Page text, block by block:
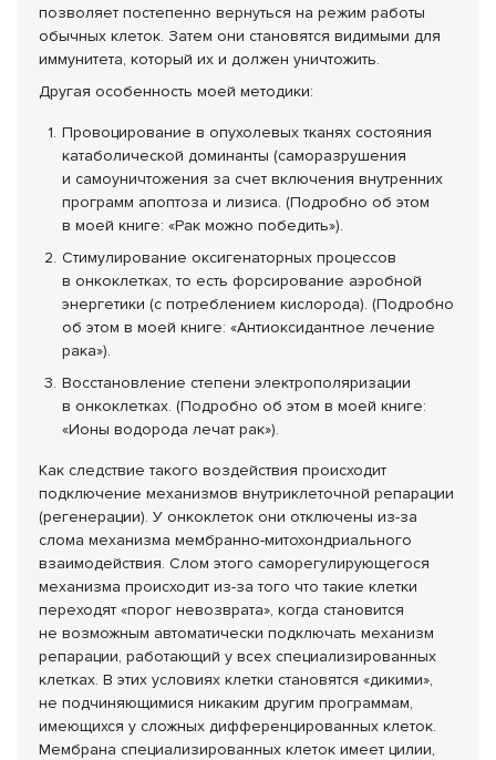
позволяет постепенно вернуться на режим работы
обычных клеток. Затем они становятся видимыми для
иммунитета, который их и должен уничтожить.
Другая особенность моей методики:
Провоцирование в опухолевых тканях состояния
катаболической доминанты (саморазрушения
и самоуничтожения за счет включения внутренних
программ апоптоза и лизиса. (Подробно об этом
в моей книге: «Рак можно победить»).
Стимулирование оксигенаторных процессов
в онкоклетках, то есть форсирование аэробной
энергетики (с потреблением кислорода). (Подробно
об этом в моей книге: «Антиоксидантное лечение
рака»).
Восстановление степени электрополяризации
в онкоклетках. (Подробно об этом в моей книге:
«Ионы водорода лечат рак»).
Как следствие такого воздействия происходит
подключение механизмов внутриклеточной репарации
(регенерации). У онкоклеток они отключены из-за
слома механизма мембранно-митохондриального
взаимодействия. Слом этого саморегулирующегося
механизма происходит из-за того что такие клетки
переходят «порог невозврата», когда становится
не возможным автоматически подключать механизм
репарации, работающий у всех специализированных
клетках. В этих условиях клетки становятся «дикими»,
не подчиняющимися никаким другим программам,
имеющихся у сложных дифференцированных клеток.
Мембрана специализированных клеток имеет цилии,